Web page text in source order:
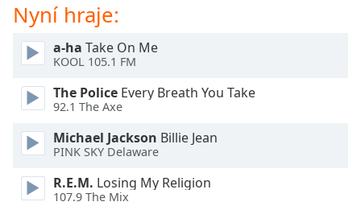
dialog
window.
cancel
close
window.
Nyní hraje:
a-ha Take On Me
KOOL 105.1 FM
The Police Every Breath You Take
92.1 The Axe
Michael Jackson Billie Jean
PINK SKY Delaware
R.E.M. Losing My Religion
107.9 The Mix